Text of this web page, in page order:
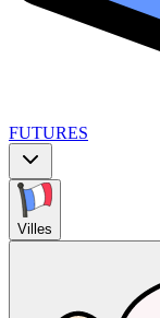
FUTURES
Villes